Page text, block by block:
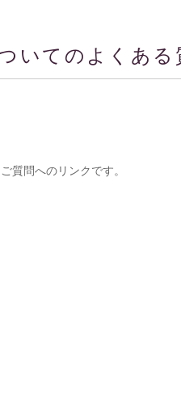
いてのよくある
質問へのリンクです。